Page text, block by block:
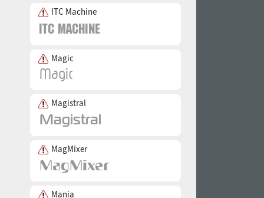
ITC Machine
Magic
Magistral
MagMixer
Mania